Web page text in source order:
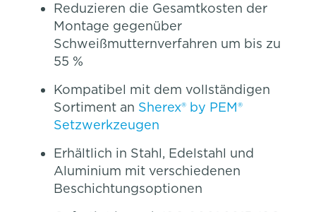
Reduzieren die Gesamtkosten der
Montage gegenüber
Schweißmutternverfahren um bis zu
55 %
Kompatibel mit dem vollständigen
Sortiment an Sherex® by PEM®
Setzwerkzeugen
Erhältlich in Stahl, Edelstahl und
Aluminium mit verschiedenen
Beschichtungsoptionen